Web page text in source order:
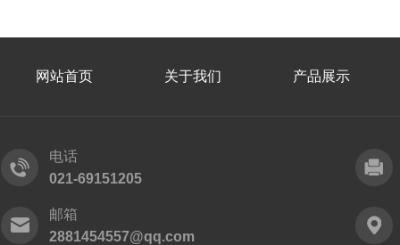
网站首页 关于我们 产品展示
电话
021-69151205
邮箱
2881454557@qq.com